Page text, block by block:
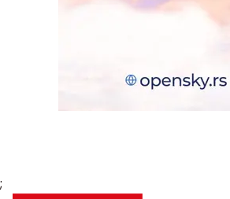
;